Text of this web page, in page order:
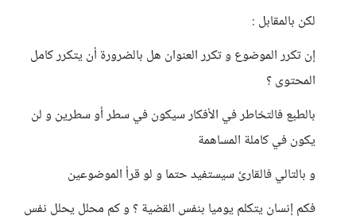
لكن بالمقابل :
إن تكرر الموضوع و تكرر العنوان هل بالضرورة أن يتكرر كامل
المحتوى ؟
بالطبع فالتخاطر في الأفكار سيكون في سطر أو سطرين و لن
يكون في كاملة المساهمة
و بالتالي فالقارئ سيستفيد حتما و لو قرأ الموضوعين
فكم إنسان يتكلم يوميا بنفس القضية ؟ و كم محلل يحلل نفس